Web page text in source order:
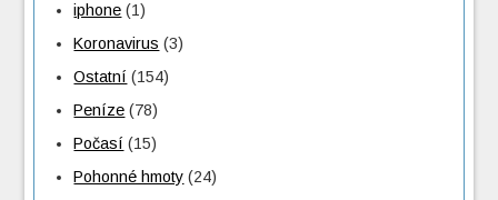
iphone (1)
Koronavirus (3)
Ostatní (154)
Peníze (78)
Počasí (15)
Pohonné hmoty (24)